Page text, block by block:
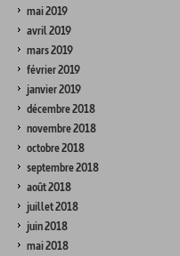
mai 2019
avril 2019
mars 2019
février 2019
janvier 2019
décembre 2018
novembre 2018
octobre 2018
septembre 2018
août 2018
juillet 2018
juin 2018
mai 2018